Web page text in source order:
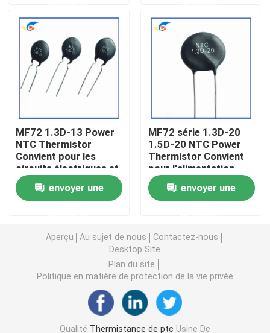
Les affaires
Thermistance de ptc
Puce de chauffage PTC
Thermistors NTC
Thermistance de SMD NTC
Capteur de température de NTC
Varistance CMS
MF72 1.3D-13 Power
NTC Thermistor
Convient pour les
circuits électriques et
les appareils
électroménagers
Suppression du
envoyer une
MF72 série 1.3D-20
1.5D-20 NTC Power
Thermistor Convient
pour l'alimentation
électrique à haute
puissanceenvoyer une
Aperçu Au sujet de nous
Contactez-nous
Desktop Site
Plan du site
Politique en matière de protection de la vie privée
Qualité Thermistance de ptc Usine De